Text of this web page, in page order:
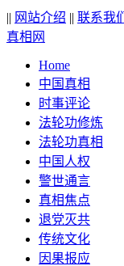
|| 网站介绍 || 联系我们
真相网
Home
中国真相
时事评论
法轮功修炼
法轮功真相
中国人权
警世通言
真相焦点
退党灭共
传统文化
因果报应